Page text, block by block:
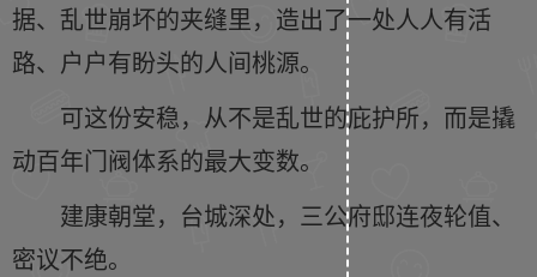
据、乱世崩坏的夹缝里，造出了一处人人有活
路、户户有盼头的人间桃源。
可这份安稳，从不是乱世的庇护所，而是撬
动百年门阀体系的最大变数。
建康朝堂，台城深处，三公府邸连夜轮值、
密议不绝。